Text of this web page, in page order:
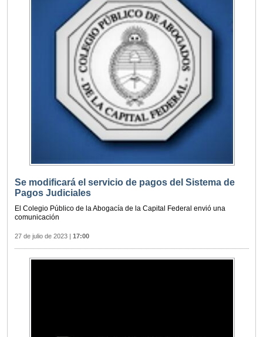
Se modificará el servicio de pagos del Sistema de
Pagos Judiciales
El Colegio Público de la Abogacía de la Capital Federal envió una
comunicación
27 de julio de 2023 17:00